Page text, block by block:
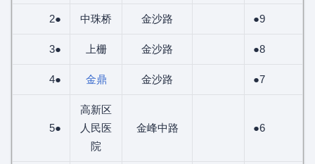
2● 中珠桥 金沙路 ●9
3● 上栅 金沙路 ●8
4● 金鼎 金沙路 ●7
5●
高新区
人民医
院
金峰中路 ●6